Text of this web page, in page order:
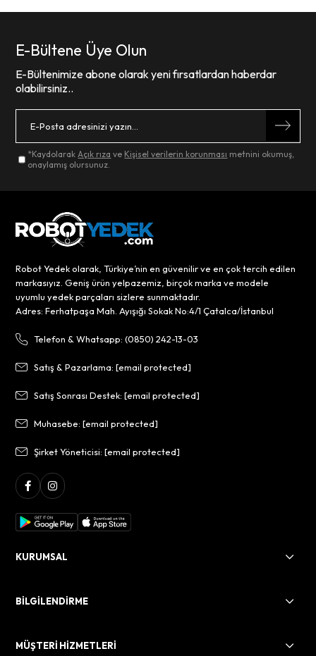
E-Bültene Üye Olun
E-Bültenimize abone olarak yeni fırsatlardan haberdar
olabilirsiniz..
*KaydolarakAçık rıza ve Kişisel verilerin korunması metnini okumuş,
onaylamış olursunuz.
Robot Yedek olarak, Türkiye’nin en güvenilir ve en çok tercih edilen
markasıyız. Geniş ürün yelpazemiz, birçok marka ve modele
uyumlu yedek parçaları sizlere sunmaktadır.
Adres: Ferhatpaşa Mah. Ayışığı Sokak No:4/1 Çatalca/İstanbul
Telefon & Whatsapp: (0850) 242-13-03
Satış & Pazarlama:[email protected]
Satış Sonrası Destek:[email protected]
Muhasebe:[email protected]
Şirket Yöneticisi:[email protected]
KURUMSAL
BİLGİLENDİRME
MÜŞTERİ HİZMETLERİ